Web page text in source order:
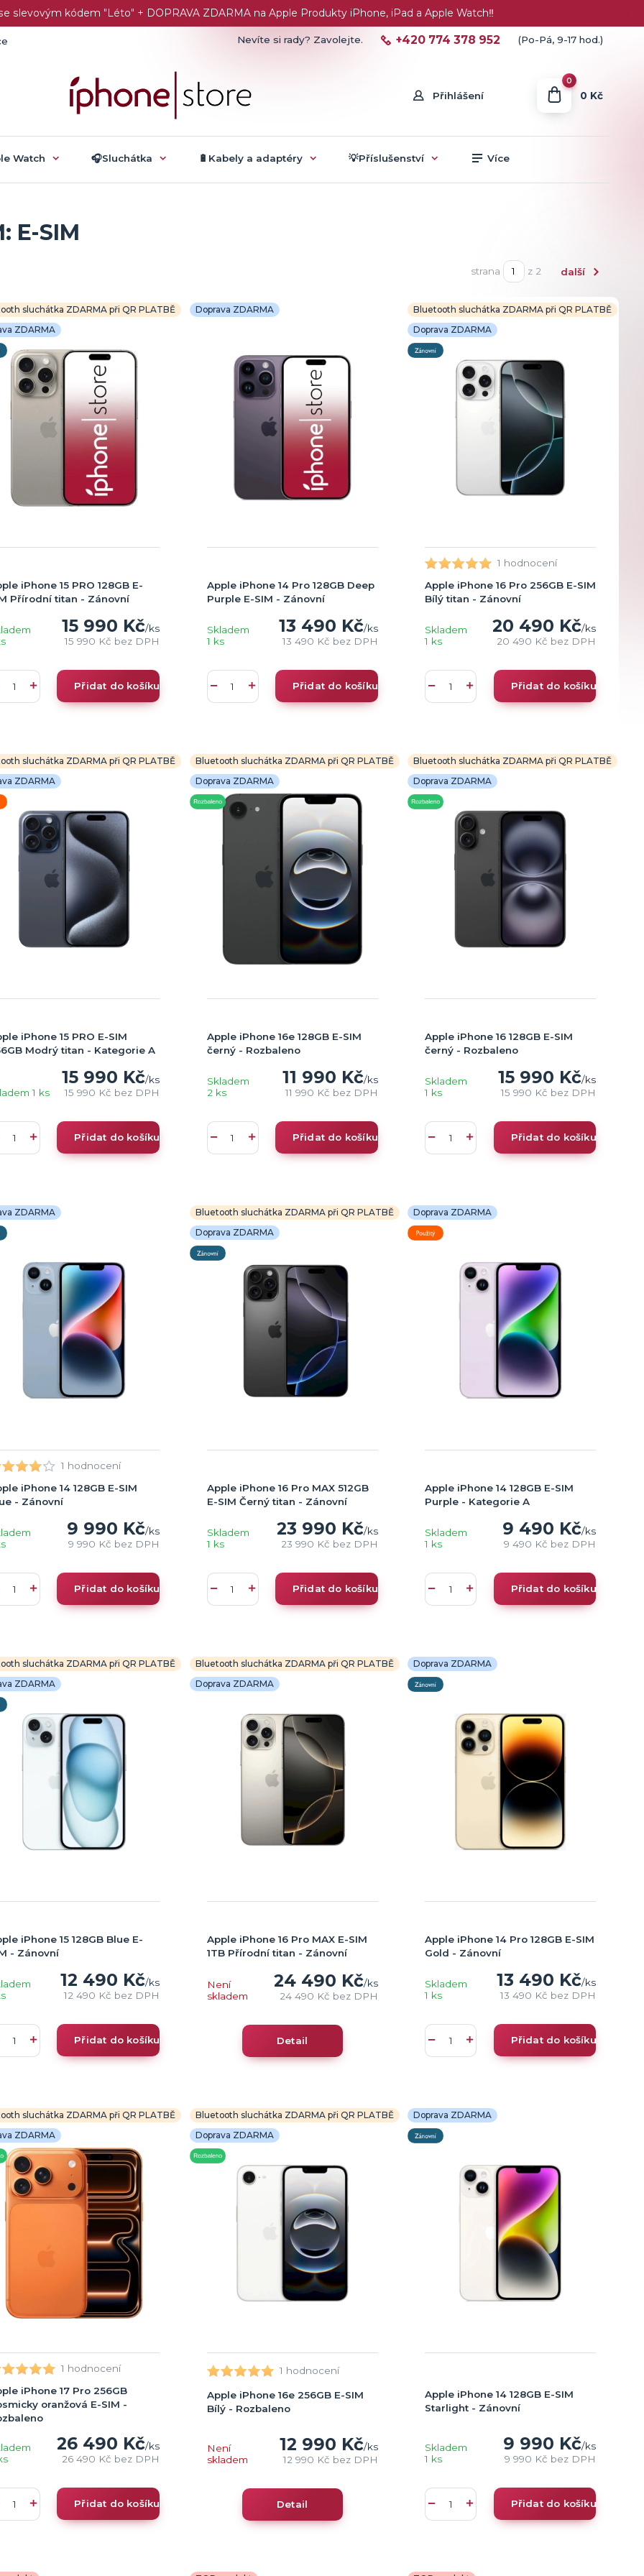
slevovým kódem "Léto" + DOPRAVA ZDARMA na Apple Produkty iPhone, iPad a Apple Watch‼️
Přihlášení
Nevíte si rady? Zavolejte. +420 774 378 952 (Po-Pá, 9-17 hod.)
0
0 Kč
Watch 🎧Sluchátka 🔋Kabely a adaptéry 💡Příslušenství Více
E-SIM
strana z 2 další
sluchátka ZDARMA při QR PLATBĚ
ZDARMA
iPhone 15 PRO 128GB E-
Přírodní titan - Zánovní
15 990 Kč/ks
15 990 Kč bez DPH
Přidat do košíku
Doprava ZDARMA
Apple iPhone 14 Pro 128GB Deep
Purple E-SIM - Zánovní
13 490 Kč/ks
13 490 Kč bez DPH
Skladem
1 ks
Přidat do košíku
Bluetooth sluchátka ZDARMA při QR PLATBĚ
Doprava ZDARMA
1 hodnocení
Apple iPhone 16 Pro 256GB E-SIM
Bílý titan - Zánovní
20 490 Kč/ks
20 490 Kč bez DPH
Skladem
1 ks
Přidat do košíku
sluchátka ZDARMA při QR PLATBĚ
ZDARMA
iPhone 15 PRO E-SIM
Modrý titan - Kategorie A
15 990 Kč/ks
15 990 Kč bez DPH
1 ks
Přidat do košíku
Bluetooth sluchátka ZDARMA při QR PLATBĚ
Doprava ZDARMA
Apple iPhone 16e 128GB E-SIM
černý - Rozbaleno
11 990 Kč/ks
11 990 Kč bez DPH
Skladem
2 ks
Přidat do košíku
Bluetooth sluchátka ZDARMA při QR PLATBĚ
Doprava ZDARMA
Apple iPhone 16 128GB E-SIM
černý - Rozbaleno
15 990 Kč/ks
15 990 Kč bez DPH
Skladem
1 ks
Přidat do košíku
ZDARMA
1 hodnocení
iPhone 14 128GB E-SIM
- Zánovní
9 990 Kč/ks
9 990 Kč bez DPH
Přidat do košíku
Bluetooth sluchátka ZDARMA při QR PLATBĚ
Doprava ZDARMA
Apple iPhone 16 Pro MAX 512GB
E-SIM Černý titan - Zánovní
23 990 Kč/ks
23 990 Kč bez DPH
Skladem
1 ks
Přidat do košíku
Doprava ZDARMA
Apple iPhone 14 128GB E-SIM
Purple - Kategorie A
9 490 Kč/ks
9 490 Kč bez DPH
Skladem
1 ks
Přidat do košíku
sluchátka ZDARMA při QR PLATBĚ
ZDARMA
iPhone 15 128GB Blue E-
- Zánovní
12 490 Kč/ks
12 490 Kč bez DPH
Přidat do košíku
Bluetooth sluchátka ZDARMA při QR PLATBĚ
Doprava ZDARMA
Apple iPhone 16 Pro MAX E-SIM
1TB Přírodní titan - Zánovní
24 490 Kč/ks
24 490 Kč bez DPH
Není
skladem
Detail
Doprava ZDARMA
Apple iPhone 14 Pro 128GB E-SIM
Gold - Zánovní
13 490 Kč/ks
13 490 Kč bez DPH
Skladem
1 ks
Přidat do košíku
sluchátka ZDARMA při QR PLATBĚ
ZDARMA
1 hodnocení
iPhone 17 Pro 256GB
oranžová E-SIM -
26 490 Kč/ks
26 490 Kč bez DPH
Přidat do košíku
Bluetooth sluchátka ZDARMA při QR PLATBĚ
Doprava ZDARMA
1 hodnocení
Apple iPhone 16e 256GB E-SIM
Bílý - Rozbaleno
12 990 Kč/ks
12 990 Kč bez DPH
Není
skladem
Detail
Doprava ZDARMA
Apple iPhone 14 128GB E-SIM
Starlight - Zánovní
9 990 Kč/ks
9 990 Kč bez DPH
Skladem
1 ks
Přidat do košíku